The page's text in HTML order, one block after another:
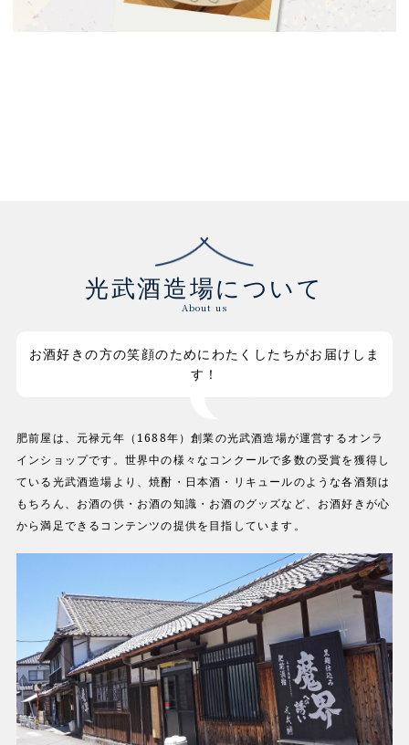
光武酒造場について
About us
お酒好きの方の笑顔のためにわたくしたちがお届けしま
す！
肥前屋は、元禄元年（1688年）創業の光武酒造場が運営するオンラ
インショップです。世界中の様々なコンクールで多数の受賞を獲得し
ている光武酒造場より、焼酎・日本酒・リキュールのような各酒類は
もちろん、お酒の供・お酒の知識・お酒のグッズなど、お酒好きが心
から満足できるコンテンツの提供を目指しています。